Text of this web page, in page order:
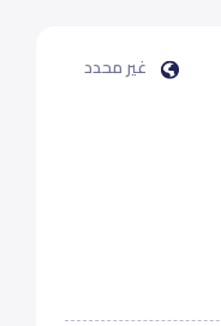
غير محدد